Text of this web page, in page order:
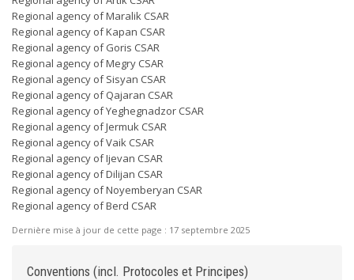
Regional agency of Maralik CSAR
Regional agency of Kapan CSAR
Regional agency of Goris CSAR
Regional agency of Megry CSAR
Regional agency of Sisyan CSAR
Regional agency of Qajaran CSAR
Regional agency of Yeghegnadzor CSAR
Regional agency of Jermuk CSAR
Regional agency of Vaik CSAR
Regional agency of Ijevan CSAR
Regional agency of Dilijan CSAR
Regional agency of Noyemberyan CSAR
Regional agency of Berd CSAR
Dernière mise à jour de cette page : 17 septembre 2025
Conventions (incl. Protocoles et Principes)